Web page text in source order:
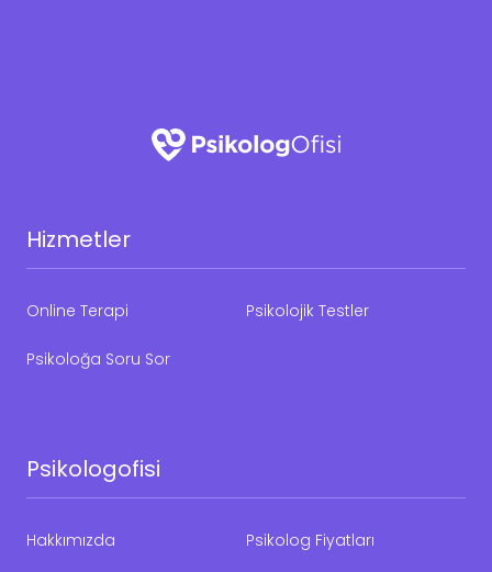
Hizmetler
Online Terapi Psikolojik Testler
Psikoloğa Soru Sor
Psikologofisi
Hakkımızda Psikolog Fiyatları